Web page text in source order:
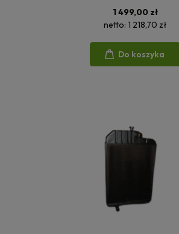
78CV 8870 88CV 6880 7880 8880
3666234M91
1 499,00 zł
netto: 1 218,70 zł
Do koszyka